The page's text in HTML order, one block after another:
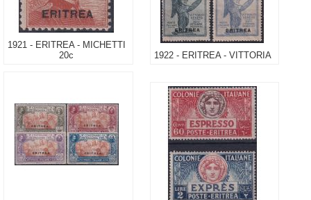
1921 - ERITREA - MICHETTI
20c
1922 - ERITREA - VITTORIA